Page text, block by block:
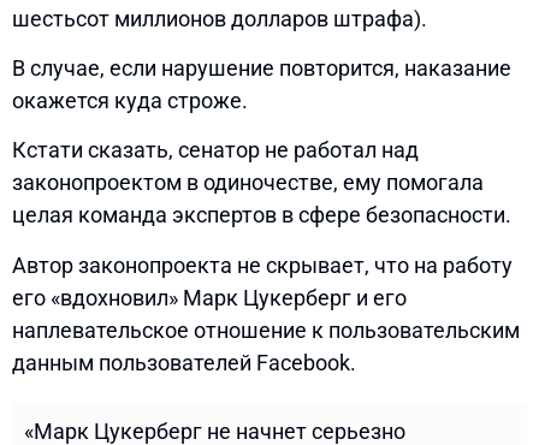
шестьсот миллионов долларов штрафа).
В случае, если нарушение повторится, наказание
окажется куда строже.
Кстати сказать, сенатор не работал над
законопроектом в одиночестве, ему помогала
целая команда экспертов в сфере безопасности.
Автор законопроекта не скрывает, что на работу
его «вдохновил» Марк Цукерберг и его
наплевательское отношение к пользовательским
данным пользователей Facebook.
«Марк Цукерберг не начнет серьезно